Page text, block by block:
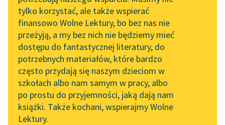
Lab
Zapraszamy na spotkanie
online z tłumaczkami
literatury skandynawskiej
Spotkanie z Katarzyną
Tunkiel w Oslo
102. lata temu zmarł
Joseph Conrad
czytających
API
OAI-PMH
Widget Wolnych Lektur
Przypisy
tylko korzystać, ale także wspierać
finansowo Wolne Lektury, bo bez nas nie
przeżyją, a my bez nich nie będziemy mieć
dostępu do fantastycznej literatury, do
potrzebnych materiałów, które bardzo
często przydają się naszym dzieciom w
szkołach albo nam samym w pracy, albo
po prostu do przyjemności, jaką dają nam
książki. Także kochani, wspierajmy Wolne
Lektury.
Cierpienia
młodego Wertera
Pod wieczór zbliżyła
się młoda niewiasta do
dzieci, które przez cały
czas nie ruszyły się...